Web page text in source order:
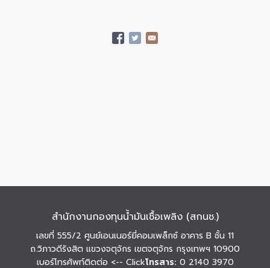
สำนักงานกองทุนน้ำมันเชื้อเพลิง (สกนช.)
เลขที่ 555/2 ศูนย์เอนเนอร์ยี่คอมเพล็กซ์ อาคาร B ชั้น 11
ถ.วิภาวดีรังสิต แขวงจตุจักร เขตจตุจักร กรุงเทพฯ 10900
เบอร์โทรศัพท์ติดต่อ <-- Clickโทรสาร: 0 2140 3970